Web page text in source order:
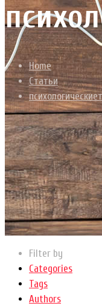
Home
Статьи
Filter by
Categories
Tags
Authors